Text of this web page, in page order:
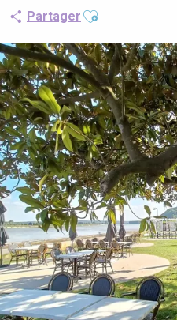
Partager Ajouter aux favoris